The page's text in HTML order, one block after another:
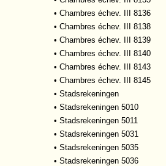
• Chambres échev. III 8136
• Chambres échev. III 8138
• Chambres échev. III 8139
• Chambres échev. III 8140
• Chambres échev. III 8143
• Chambres échev. III 8145
• Stadsrekeningen
• Stadsrekeningen 5010
• Stadsrekeningen 5011
• Stadsrekeningen 5031
• Stadsrekeningen 5035
• Stadsrekeningen 5036